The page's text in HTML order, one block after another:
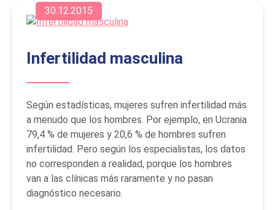
30.12.2015
Infertilidad masculina
Según estadísticas, mujeres sufren infertilidad más
a menudo que los hombres. Por ejemplo, en Ucrania
79,4 % de mujeres y 20,6 % de hombres sufren
infertilidad. Pero según los especialistas, los datos
no corresponden a realidad, porque los hombres
van a las clínicas más raramente y no pasan
diagnóstico necesario.